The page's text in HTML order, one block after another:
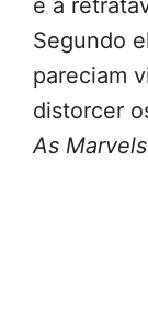
e a
Segundo
pareciam
distorcer
As Marvels